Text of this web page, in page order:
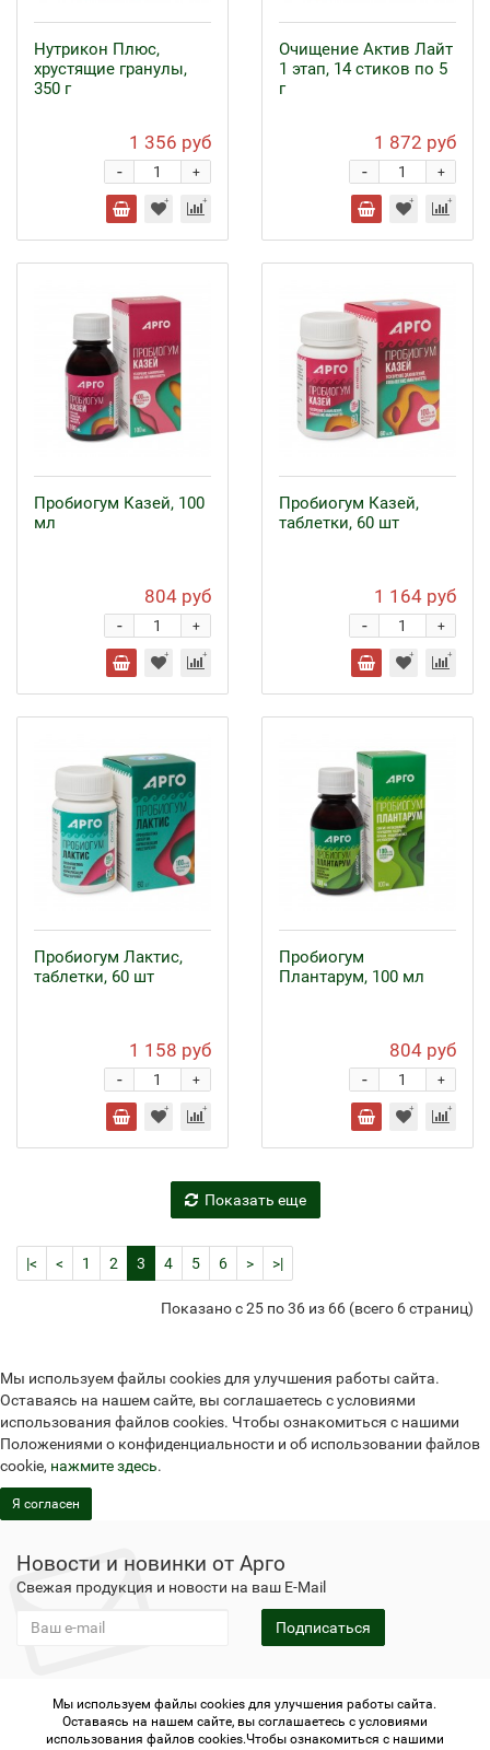
Нутрикон Плюс,
хрустящие гранулы,
350 г
1 356 руб
+
-
Очищение Актив Лайт
1 этап, 14 стиков по 5
г
1 872 руб
+
-
Пробиогум Казей, 100
мл
804 руб
+
-
Пробиогум Казей,
таблетки, 60 шт
1 164 руб
+
-
Пробиогум Лактис,
таблетки, 60 шт
1 158 руб
+
-
Пробиогум
Плантарум, 100 мл
804 руб
+
-
Показать еще
|< < 1 2 3 4 5 6 > >|
Показано с 25 по 36 из 66 (всего 6 страниц)
Мы используем файлы cookies для улучшения работы сайта.
Оставаясь на нашем сайте, вы соглашаетесь с условиями
использования файлов cookies. Чтобы ознакомиться с нашими
Положениями о конфиденциальности и об использовании файлов
cookie, нажмите здесь.
Я согласен
Новости и новинки от Арго
Свежая продукция и новости на ваш E-Mail
Подписаться
Не является публичной офертой
Политика
конфиденциальности
Не является публичной офертой
Мы используем файлы cookies для улучшения работы сайта.
Оставаясь на нашем сайте, вы соглашаетесь с условиями
использования файлов cookies.Чтобы ознакомиться с нашими